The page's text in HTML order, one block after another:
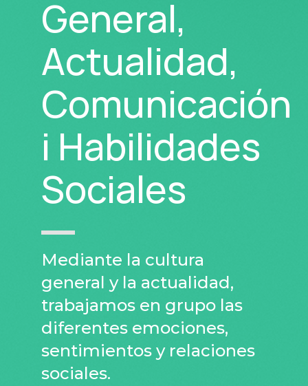
General,
Actualidad,
Comunicación
i Habilidades
Sociales
Mediante la cultura
general y la actualidad,
trabajamos en grupo las
diferentes emociones,
sentimientos y relaciones
sociales.